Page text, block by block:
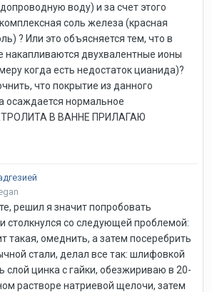
воду) и за счет этого
соль железа (красная
? Или это объясняется тем, что в
накапливаются двухвалентные ионы
когда есть недостаток цианида)?
что покрытие из данного
осаждается нормальное
В ВАННЕ ПРИЛАГАЮ
решил я значит попробовать
столкнулся со следующей проблемой:
такая, омеднить, а затем посеребрить
стали, делал все так: шлифовкой
слой цинка с гайки, обезжириваю в 20-
растворе натриевой щелочи, затем